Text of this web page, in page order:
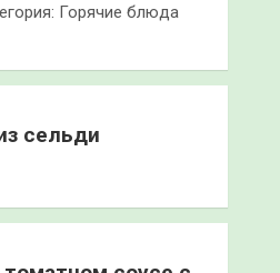
Горячие блюда
сельди